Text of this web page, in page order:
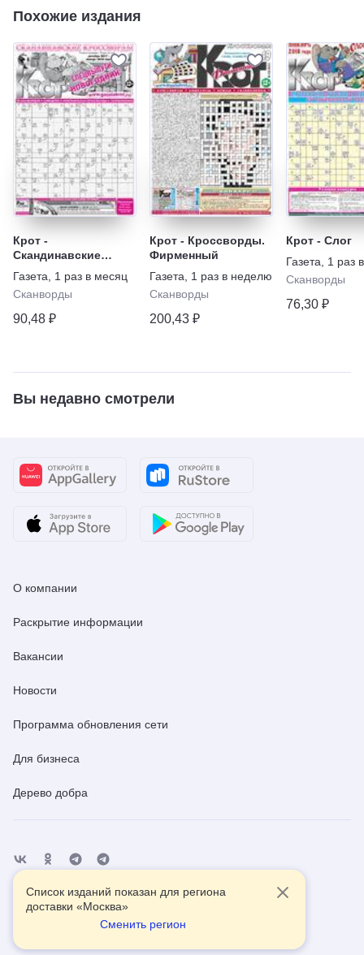
Похожие издания
Крот -
Скандинавские
кроссворды.
Спецвыпуск
Газета
1 раз в месяц
Сканворды
90,48 ₽
Крот - Кроссворды.
Фирменный
Газета
1 раз в неделю
Сканворды
200,43 ₽
Крот - Слог
Газета
1 раз
Сканворды
76,30 ₽
Вы недавно смотрели
О компании
Раскрытие информации
Вакансии
Новости
Программа обновления сети
Для бизнеса
Дерево добра
Помощь Контакты
Список изданий показан для региона
доставки «Москва»
Сменить регион